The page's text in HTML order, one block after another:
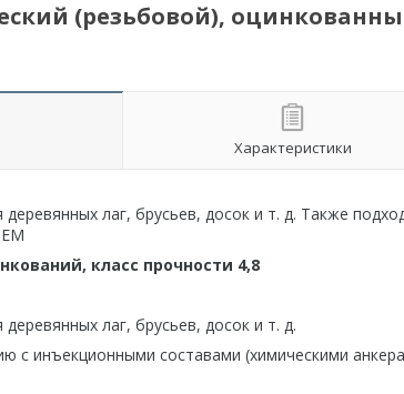
(резьбовой),
Характеристики
деревянных лаг, брусьев, досок и т. д. Также
класс прочности 4,8
лаг, брусьев, досок и т. д.
с инъекционными составами (химическими